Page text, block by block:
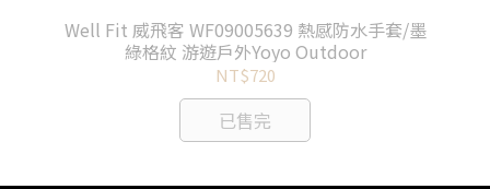
Well Fit 威飛客 WF09005639 熱感防水手套/墨
綠格紋 游遊戶外Yoyo Outdoor
NT$720
已售完